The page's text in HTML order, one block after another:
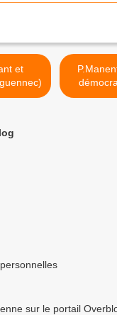
sur le portail